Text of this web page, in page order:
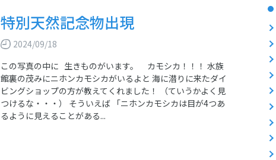
特別天然記念物出現
2024/09/18
この写真の中に 生きものがいます。 カモシカ！！！ 水族
館裏の茂みにニホンカモシカがいるよと 海に潜りに来たダイ
ビングショップの方が教えてくれました！ （ていうかよく見
つけるな・・・） そういえば 「ニホンカモシカは目が4つあ
るように見えることがある...